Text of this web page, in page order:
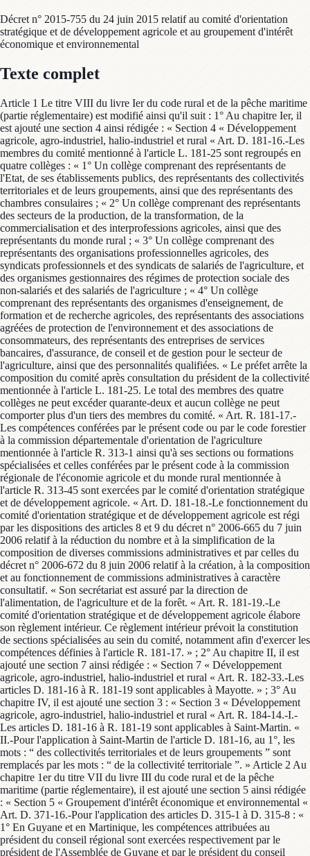
Décret n° 2015-755 du 24 juin 2015 relatif au comité d'orientation
stratégique et de développement agricole et au groupement d'intérêt
économique et environnemental
Texte complet
Article 1 Le titre VIII du livre Ier du code rural et de la pêche maritime
(partie réglementaire) est modifié ainsi qu'il suit : 1° Au chapitre Ier, il
est ajouté une section 4 ainsi rédigée : « Section 4 « Développement
agricole, agro-industriel, halio-industriel et rural « Art. D. 181-16.-Les
membres du comité mentionné à l'article L. 181-25 sont regroupés en
quatre collèges : « 1° Un collège comprenant des représentants de
l'Etat, de ses établissements publics, des représentants des collectivités
territoriales et de leurs groupements, ainsi que des représentants des
chambres consulaires ; « 2° Un collège comprenant des représentants
des secteurs de la production, de la transformation, de la
commercialisation et des interprofessions agricoles, ainsi que des
représentants du monde rural ; « 3° Un collège comprenant des
représentants des organisations professionnelles agricoles, des
syndicats professionnels et des syndicats de salariés de l'agriculture, et
des organismes gestionnaires des régimes de protection sociale des
non-salariés et des salariés de l'agriculture ; « 4° Un collège
comprenant des représentants des organismes d'enseignement, de
formation et de recherche agricoles, des représentants des associations
agréées de protection de l'environnement et des associations de
consommateurs, des représentants des entreprises de services
bancaires, d'assurance, de conseil et de gestion pour le secteur de
l'agriculture, ainsi que des personnalités qualifiées. « Le préfet arrête la
composition du comité après consultation du président de la collectivité
mentionnée à l'article L. 181-25. Le total des membres des quatre
collèges ne peut excéder quarante-deux et aucun collège ne peut
comporter plus d'un tiers des membres du comité. « Art. R. 181-17.-
Les compétences conférées par le présent code ou par le code forestier
à la commission départementale d'orientation de l'agriculture
mentionnée à l'article R. 313-1 ainsi qu'à ses sections ou formations
spécialisées et celles conférées par le présent code à la commission
régionale de l'économie agricole et du monde rural mentionnée à
l'article R. 313-45 sont exercées par le comité d'orientation stratégique
et de développement agricole. « Art. D. 181-18.-Le fonctionnement du
comité d'orientation stratégique et de développement agricole est régi
par les dispositions des articles 8 et 9 du décret n° 2006-665 du 7 juin
2006 relatif à la réduction du nombre et à la simplification de la
composition de diverses commissions administratives et par celles du
décret n° 2006-672 du 8 juin 2006 relatif à la création, à la composition
et au fonctionnement de commissions administratives à caractère
consultatif. « Son secrétariat est assuré par la direction de
l'alimentation, de l'agriculture et de la forêt. « Art. R. 181-19.-Le
comité d'orientation stratégique et de développement agricole élabore
son règlement intérieur. Ce règlement intérieur prévoit la constitution
de sections spécialisées au sein du comité, notamment afin d'exercer les
compétences définies à l'article R. 181-17. » ; 2° Au chapitre II, il est
ajouté une section 7 ainsi rédigée : « Section 7 « Développement
agricole, agro-industriel, halio-industriel et rural « Art. R. 182-33.-Les
articles D. 181-16 à R. 181-19 sont applicables à Mayotte. » ; 3° Au
chapitre IV, il est ajouté une section 3 : « Section 3 « Développement
agricole, agro-industriel, halio-industriel et rural « Art. R. 184-14.-I.-
Les articles D. 181-16 à R. 181-19 sont applicables à Saint-Martin. «
II.-Pour l'application à Saint-Martin de l'article D. 181-16, au 1°, les
mots : “ des collectivités territoriales et de leurs groupements ” sont
remplacés par les mots : “ de la collectivité territoriale ”. » Article 2 Au
chapitre 1er du titre VII du livre III du code rural et de la pêche
maritime (partie réglementaire), il est ajouté une section 5 ainsi rédigée
: « Section 5 « Groupement d'intérêt économique et environnemental «
Art. D. 371-16.-Pour l'application des articles D. 315-1 à D. 315-8 : «
1° En Guyane et en Martinique, les compétences attribuées au
président du conseil régional sont exercées respectivement par le
président de l'Assemblée de Guyane et par le président du conseil